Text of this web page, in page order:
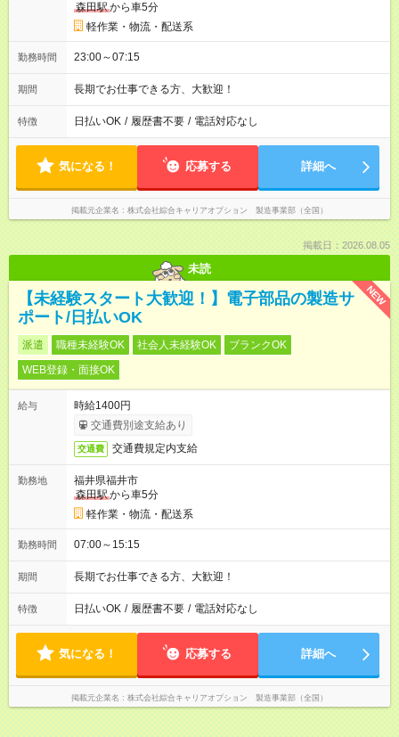
森田駅から車5分
軽作業・物流・配送系
勤務時間 23:00～07:15
期間 長期でお仕事できる方、大歓迎！
特徴 日払いOK / 履歴書不要 / 電話対応なし
気になる！ 応募する 詳細へ
掲載元企業名 株式会社綜合キャリアオプション 製造事業部（全国）
掲載日：2026.08.05
未読
NEW
【未経験スタート大歓迎！】電子部品の製造サ
ポート/日払いOK
派遣 職種未経験OK 社会人未経験OK
ブランクOK
WEB登録・面接OK
給与
時給1400円
交通費別途支給あり
交通費 交通費規定内支給
勤務地
福井県福井市
森田駅から車5分
軽作業・物流・配送系
勤務時間 07:00～15:15
期間 長期でお仕事できる方、大歓迎！
特徴 日払いOK / 履歴書不要 / 電話対応なし
気になる！ 応募する 詳細へ
掲載元企業名 株式会社綜合キャリアオプション 製造事業部（全国）